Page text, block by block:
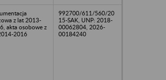
z lat 2013-
akta osobowe z
2016
992700/611/560/20
15-SAK, UNP: 2018-
00062804, 2026-
00184240